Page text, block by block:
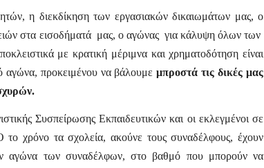
η διεκδίκηση των εργασιακών δικαιωμάτων μας, ο
στα εισοδήματά μας, ο αγώνας για κάλυψη όλων των
με κρατική μέριμνα και χρηματοδότηση είναι
αγώνα, προκειμένου να βάλουμεμπροστά τις δικές μας
Συσπείρωσης Εκπαιδευτικών και οι εκλεγμένοι σε
το χρόνο τα σχολεία, ακούνε τους συναδέλφους, έχουν
αγώνα των συναδέλφων, στο βαθμό που μπορούν να